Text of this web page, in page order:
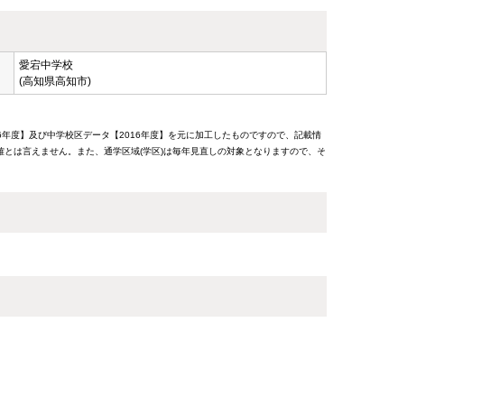
愛宕中学校
(高知県高知市)
度】及び中学校区データ【2016年度】を元に加工したものですので、記載情
は言えません。また、通学区域(学区)は毎年見直しの対象となりますので、そ